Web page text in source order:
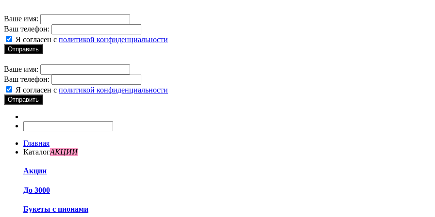
Ваше имя:
Ваш телефон:
Я согласен с политикой конфиденциальности
Отправить
Ваше имя:
Ваш телефон:
Я согласен с политикой конфиденциальности
Отправить
Главная
КаталогАКЦИИ
Акции
До 3000
Букеты с пионами